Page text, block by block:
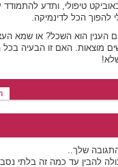
כאוביקט טיפולי, ותדע
להפוך הכל לדינמיקה.
הענין הוא השכל? או שמא
מוצאות. האם זו הבעיה
שלך..
להבין עד כמה זה בלתי